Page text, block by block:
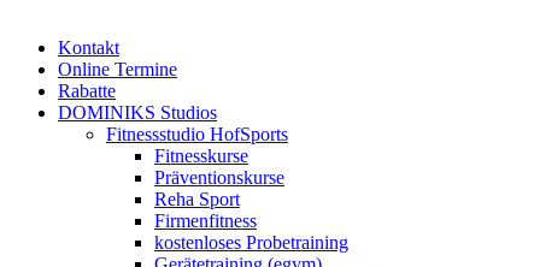
Kontakt
Online Termine
Rabatte
DOMINIKS Studios
Fitnessstudio HofSports
Fitnesskurse
Präventionskurse
Reha Sport
Firmenfitness
kostenloses Probetraining